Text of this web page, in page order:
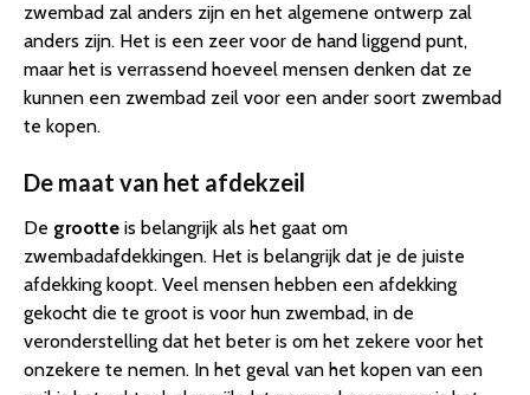
zwembad zal anders zijn en het algemene ontwerp zal
anders zijn. Het is een zeer voor de hand liggend punt,
maar het is verrassend hoeveel mensen denken dat ze
kunnen een zwembad zeil voor een ander soort zwembad
te kopen.
De maat van het afdekzeil
De grootte is belangrijk als het gaat om
zwembadafdekkingen. Het is belangrijk dat je de juiste
afdekking koopt. Veel mensen hebben een afdekking
gekocht die te groot is voor hun zwembad, in de
veronderstelling dat het beter is om het zekere voor het
onzekere te nemen. In het geval van het kopen van een